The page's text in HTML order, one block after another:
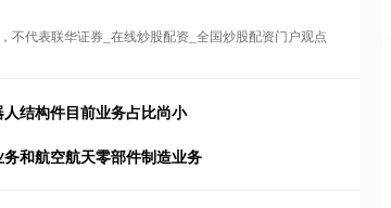
不代表联华证券_在线炒股配资_全国炒股配资门户观点
结构件目前业务占比尚小
和航空航天零部件制造业务